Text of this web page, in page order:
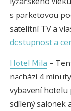
s parketovou
satelitní TV a
dostupnost a
Hotel Mila –
nachází 4
vybavení hotelu
sdílený salonek